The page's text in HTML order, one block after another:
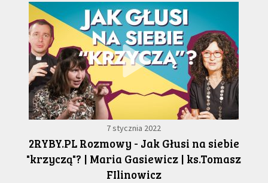
7 stycznia 2022
2RYBY.PL Rozmowy - Jak Głusi na siebie
"krzyczą"? | Maria Gasiewicz | ks.Tomasz
FIlinowicz